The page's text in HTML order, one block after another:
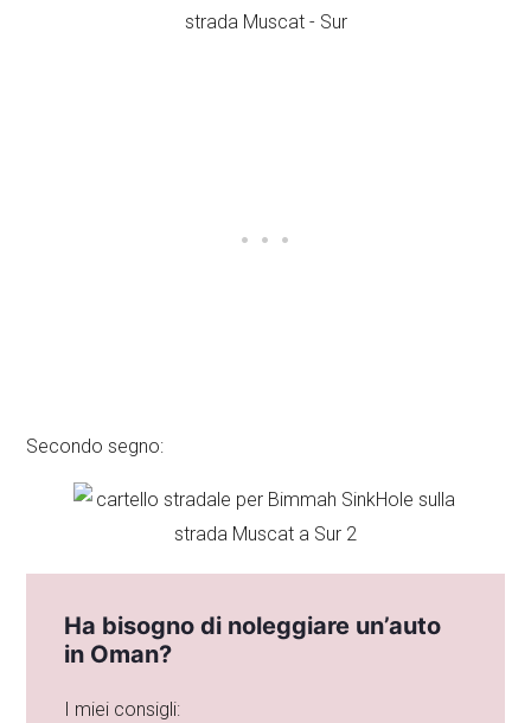
Secondo segno:
Ha bisogno di noleggiare un’auto
in Oman?
I miei consigli: